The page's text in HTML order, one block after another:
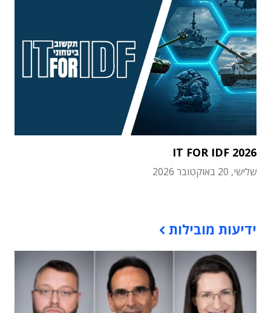
IT FOR IDF 2026
שלישי, 20 באוקטובר 2026
ידיעות מובילות